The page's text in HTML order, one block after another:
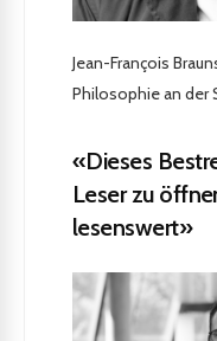
Jean-François
Philosophie an der
«Dieses
Leser zu
lesenswert»